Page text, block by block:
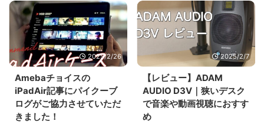
2025/2/26
Amebaチョイスの
iPadAir記事にパイクーブ
ログがご協力させていただ
きました！
2025/2/7
【レビュー】ADAM
AUDIO D3V｜狭いデスク
で音楽や動画視聴におすす
め